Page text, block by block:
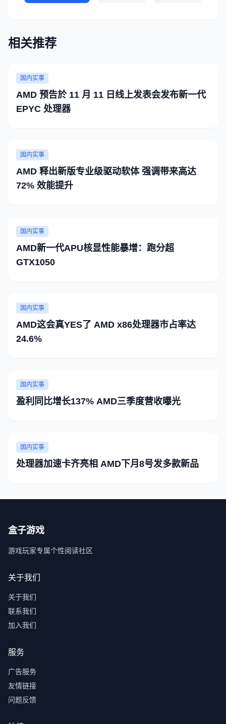
相关推荐
国内实事
AMD 预告於 11 月 11 日线上发表会发布新一代
EPYC 处理器
国内实事
AMD 释出新版专业级驱动软体 强调带来高达
72% 效能提升
国内实事
AMD新一代APU核显性能暴增：跑分超
GTX1050
国内实事
AMD这会真YES了 AMD x86处理器市占率达
24.6%
国内实事
盈利同比增长137% AMD三季度营收曝光
国内实事
处理器加速卡齐亮相 AMD下月8号发多款新品
盒子游戏
游戏玩家专属个性阅读社区
关于我们
关于我们
联系我们
加入我们
服务
广告服务
友情链接
问题反馈